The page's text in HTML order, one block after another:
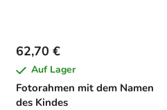
Fotorahmen mit dem Namen
des Kindes
62,70 €
Auf Lager